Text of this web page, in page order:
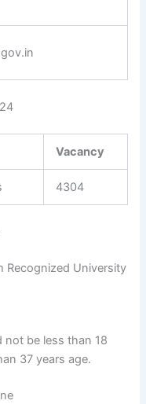
Vacancy
4304
Recognized University
not be less than 18
37 years age.